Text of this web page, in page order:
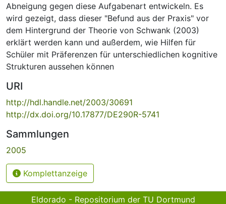
Abneigung gegen diese Aufgabenart entwickeln. Es
wird gezeigt, dass dieser "Befund aus der Praxis" vor
dem Hintergrund der Theorie von Schwank (2003)
erklärt werden kann und außerdem, wie Hilfen für
Schüler mit Präferenzen für unterschiedlichen kognitive
Strukturen aussehen können
URI
http://hdl.handle.net/2003/30691
http://dx.doi.org/10.17877/DE290R-5741
Sammlungen
2005
Komplettanzeige
Eldorado - Repositorium der TU Dortmund